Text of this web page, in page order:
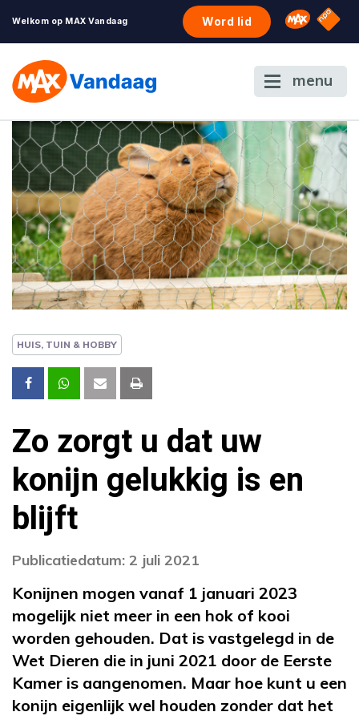
Welkom op MAX Vandaag Word lid Omroep
NPO
menu
HUIS, TUIN & HOBBY
Zo zorgt u dat uw
konijn gelukkig is en
blijft
Publicatiedatum: 2 juli 2021
Konijnen mogen vanaf 1 januari 2023
mogelijk niet meer in een hok of kooi
worden gehouden. Dat is vastgelegd in de
Wet Dieren die in juni 2021 door de Eerste
Kamer is aangenomen. Maar hoe kunt u een
konijn eigenlijk wel houden zonder dat het